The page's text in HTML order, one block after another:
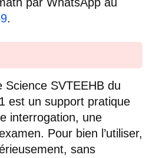
.
Science SVTEEHB du
est un support pratique
interrogation, une
Pour bien l’utiliser,
sans